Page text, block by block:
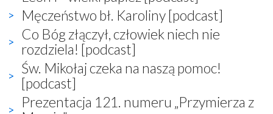
Męczeństwo bł. Karoliny [podcast]
Co Bóg złączył, człowiek niech nie
rozdziela! [podcast]
Św. Mikołaj czeka na naszą pomoc!
[podcast]
Prezentacja 121. numeru „Przymierza z